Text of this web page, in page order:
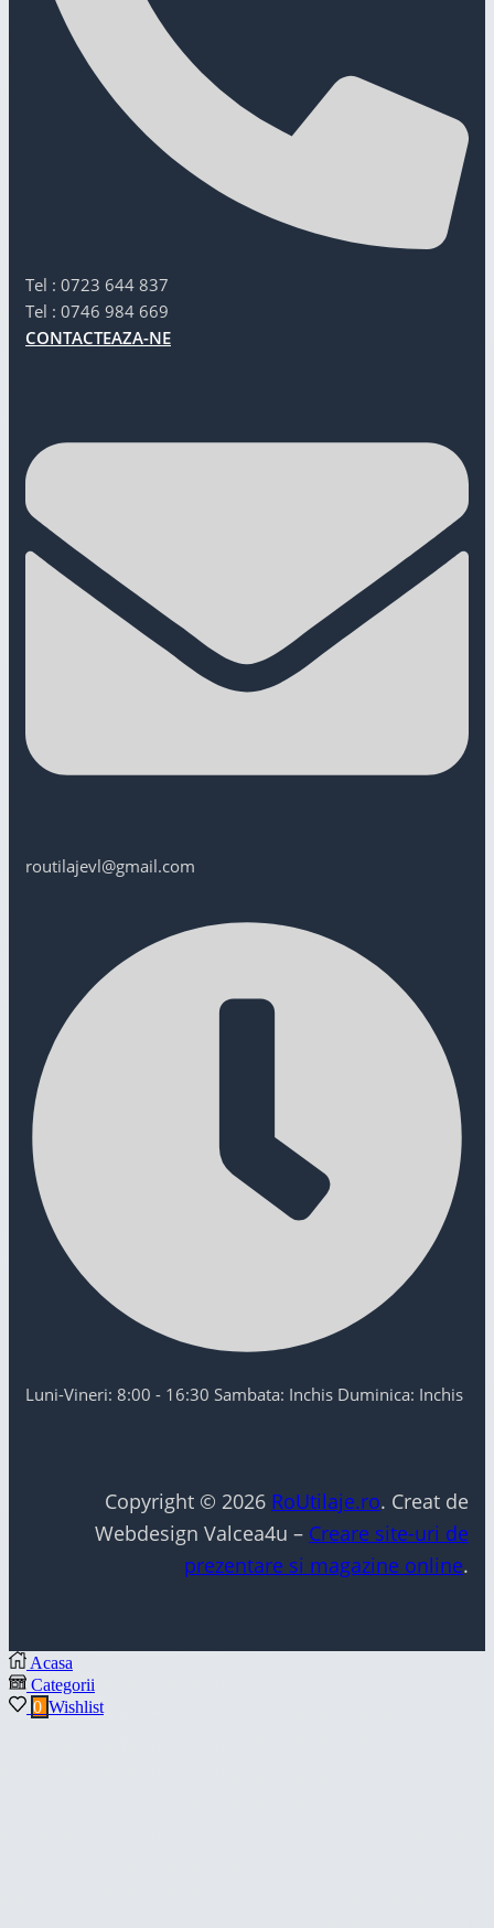
Tel : 0723 644 837
Tel : 0746 984 669
CONTACTEAZA-NE
routilajevl@gmail.com
Luni-Vineri: 8:00 - 16:30 Sambata: Inchis Duminica: Inchis
Copyright © 2026 RoUtilaje.ro. Creat de
Webdesign Valcea4u – Creare site-uri de
prezentare si magazine online.
Acasa
Categorii
0 Wishlist